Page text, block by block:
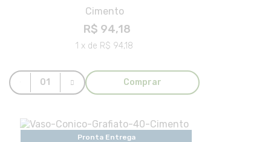
Cimento
R$ 94,18
1 x de R$ 94,18
Comprar
Pronta Entrega